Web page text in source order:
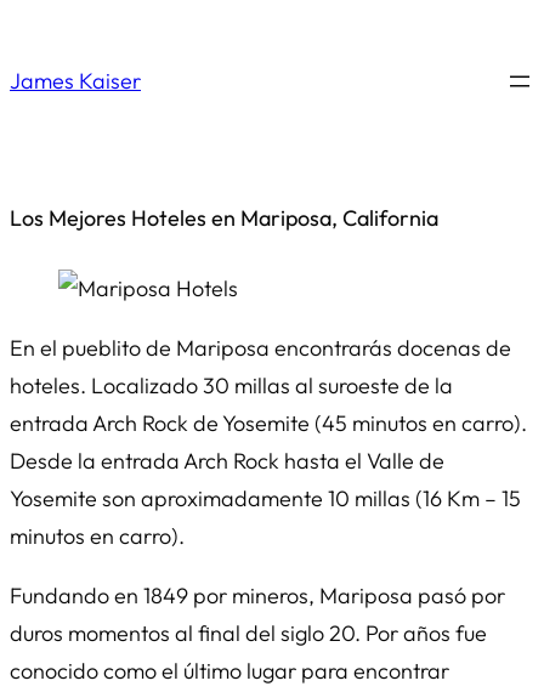
James Kaiser
Los Mejores Hoteles en Mariposa, California
En el pueblito de Mariposa encontrarás docenas de
hoteles. Localizado 30 millas al suroeste de la
entrada Arch Rock de Yosemite (45 minutos en carro).
Desde la entrada Arch Rock hasta el Valle de
Yosemite son aproximadamente 10 millas (16 Km – 15
minutos en carro).
Fundando en 1849 por mineros, Mariposa pasó por
duros momentos al final del siglo 20. Por años fue
conocido como el último lugar para encontrar